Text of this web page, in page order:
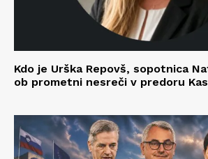
Kdo je Urška Repovš, sopotnica
ob prometni nesreči v predoru